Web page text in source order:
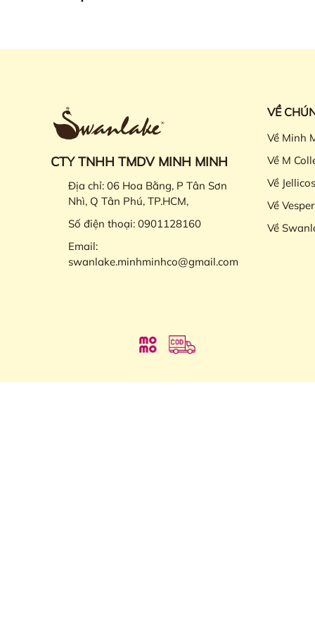
CTY TNHH TMDV MINH MINH
Địa chỉ: 06 Hoa Bằng, P Tân Sơn
Nhì, Q Tân Phú, TP.HCM,
Số điện thoại: 0901128160
Email:
swanlake.minhminhco@gmail.com
VỀ
Về Minh
Về M
Về Jellicos
Về Vesper
Về